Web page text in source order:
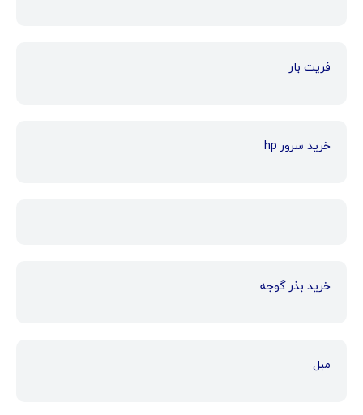
فریت بار
خرید سرور hp
خرید بذر گوجه
مبل